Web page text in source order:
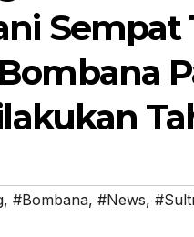
Sempat
, #Bombana, #News,